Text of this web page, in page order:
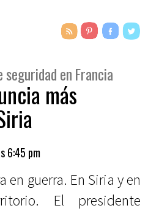
seguridad en Francia
más
6:45 pm
en guerra. En Siria y en
El presidente